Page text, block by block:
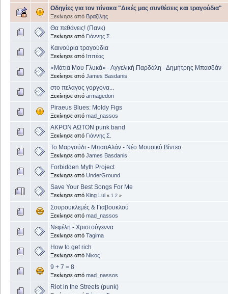
Οδηγίες για τον πίνακα "Δικές μας συνθέσεις και τραγούδια"
Ξεκίνησε από Βραζίλης
Θα πεθάνεις! (Πανκ)
Ξεκίνησε από Γιάννης Σ.
Καινούρια τραγούδια
Ξεκίνησε από Ιππέας
«Μάτια Μου Γλυκά» - Αγγελική Παρδάλη - Δημήτρης Μπασδάν
Ξεκίνησε από James Basdanis
στο πελαγος γοργονα...
Ξεκίνησε από armagedon
Piraeus Blues: Moldy Figs
Ξεκίνησε από mad_nassos
ΑΚΡΟΝ ΑΩΤΟΝ punk band
Ξεκίνησε από Γιάννης Σ.
Το Μαργούδι - ΜπασΑλάν - Νέο Μουσικό Βίντεο
Ξεκίνησε από James Basdanis
Forbidden Myth Project
Ξεκίνησε από UnderGround
Save Your Best Songs For Me
Ξεκίνησε από King Lui « 1 2 »
Σουρουκλεμές & Γιαβουκλού
Ξεκίνησε από mad_nassos
Νεφέλη - Χριστούγεννα
Ξεκίνησε από Tagima
How to get rich
Ξεκίνησε από Νίκος
9 + 7 = 8
Ξεκίνησε από mad_nassos
Riot in the Streets (punk)